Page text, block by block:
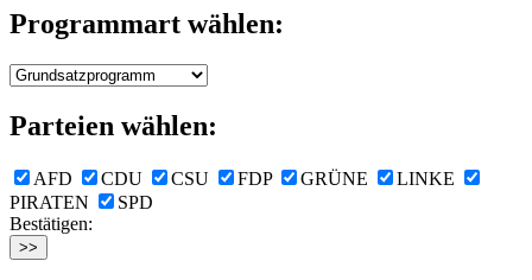
Programmart wählen:
Parteien wählen:
AFD CDU CSU FDP GRÜNE
LINKE
PIRATEN
SPD
Bestätigen: